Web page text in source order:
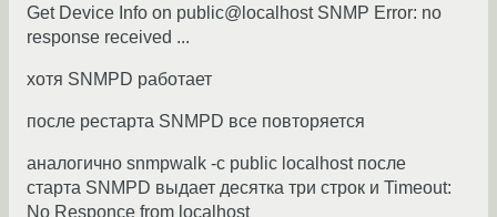
Get Device Info on public@localhost SNMP Error: no
response received ...
хотя SNMPD работает
после рестарта SNMPD все повторяется
аналогично snmpwalk -c public localhost после
старта SNMPD выдает десятка три строк и Timeout:
No Responce from localhost